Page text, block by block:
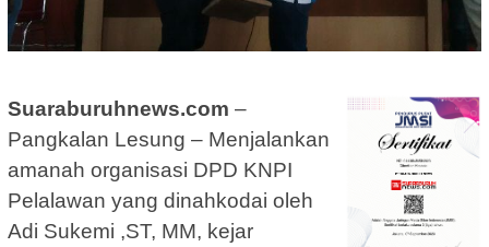
Suaraburuhnews.com –
Pangkalan Lesung – Menjalankan
amanah organisasi DPD KNPI
Pelalawan yang dinahkodai oleh
Adi Sukemi ,ST, MM, kejar